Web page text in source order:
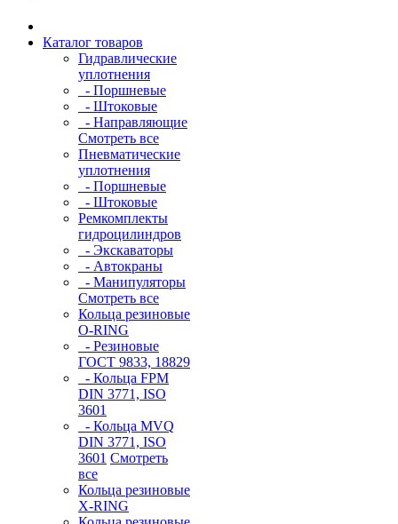
Каталог товаров
Гидравлические
уплотнения
- Поршневые
- Штоковые
- Направляющие
Смотреть все
Пневматические
уплотнения
- Поршневые
- Штоковые
Ремкомплекты
гидроцилиндров
- Экскаваторы
- Автокраны
- Манипуляторы
Смотреть все
Кольца резиновые
O-RING
- Резиновые
ГОСТ 9833, 18829
- Кольца FPM
DIN 3771, ISO
3601
- Кольца MVQ
DIN 3771, ISO
3601 Смотреть
все
Кольца резиновые
Х-RING